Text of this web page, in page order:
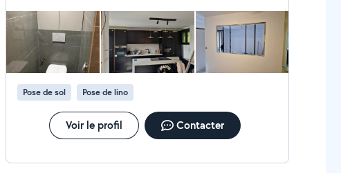
faïence qui s’était détachée, et sans que ce soit prévu il a
même débouché mon lavabo. Tout cela pour un prix
extrêmement raisonnable, alors que d’autres me proposaient
des montants complètement abusifs pour une petite
réparation. Il travaille soigneusement, explique tout, et
cherche vraiment à aider. Des valeurs humaines comme on en
voit très peu aujourd’hui. Je le recommande à 1000 %, les yeux
fermés.
Pose de sol Pose de lino
Voir le profil Contacter